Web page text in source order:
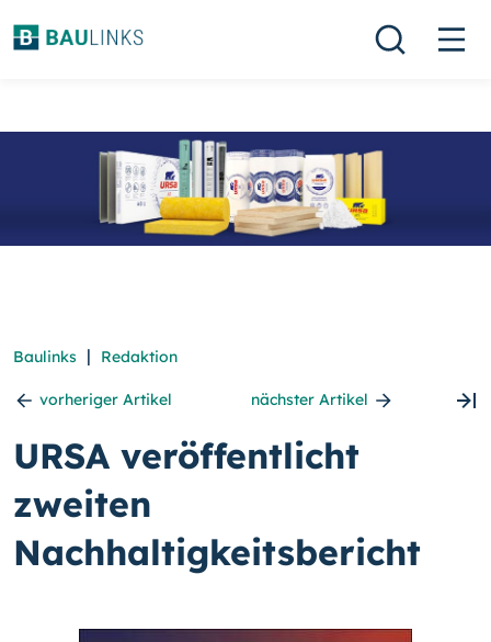
Baulinks | Redaktion
vorheriger Artikel nächster Artikel
URSA veröffentlicht
zweiten
Nachhaltigkeitsbericht